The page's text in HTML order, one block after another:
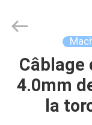
MAISON
PRODUITS
Rights
Reserved.
Câblage
4.0mm
la